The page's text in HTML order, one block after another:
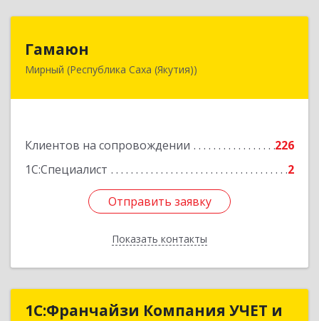
Гамаюн
Мирный (Республика Саха (Якутия))
Клиентов на сопровождении
226
1С:Специалист
2
Отправить заявку
Показать контакты
678170, Саха /Якутия/ Респ, Мирнинский у,
Подробнее
Отправить заявку
Назад
1С:Франчайзи Компания УЧЕТ и
1С:Франчайзи Компания УЧЕТ и